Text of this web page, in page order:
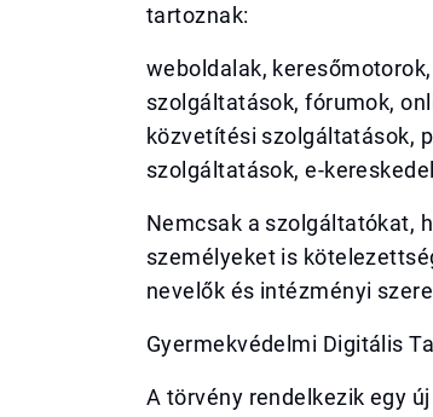
tartoznak:
weboldalak,
szolgáltatások, fórumok,
közvetítési szolgáltatások,
szolgáltatások, e-
Nemcsak a szolgáltatókat,
személyeket is
nevelők és intézményi
Gyermekvédelmi Digitális
A törvény rendelkezik egy